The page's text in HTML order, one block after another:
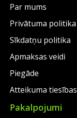
Par mums
Privātuma politika
Sīkdatņu politika
Apmaksas veidi
Piegāde
Atteikuma tiesības
Pakalpojumi